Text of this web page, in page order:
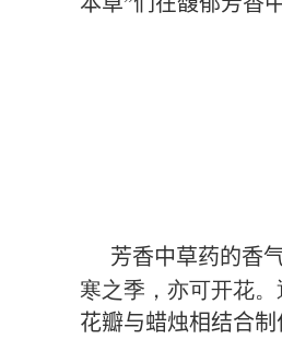
芳香中草药的香
寒之季 ， 亦可开花。
花瓣与蜡烛相结合制